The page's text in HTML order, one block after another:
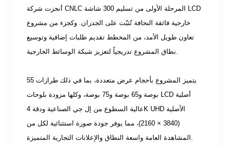
أنجزت شركة CNLC المرحلة الأولى من تسليم 300 شاشة LCD
خارجية فائقة النحافة تُثبّت على الجدران. وكجزء من مشروع
تعاون طويل الأمد، من المخطط تقديم طلبات إضافية وتوسيع
يتميز المشروع بأحجام عرض متعددة، بما في ذلك طرازات 55
بوصة و65 بوصة و75 بوصة، وكلها مزودة بلوحات LCD أصلية
عالية السطوع من إل جي الصناعية ودقة 4K UHD الأصلية
(3840 × 2160)، مما يوفر جودة صورة استثنائية لكل من